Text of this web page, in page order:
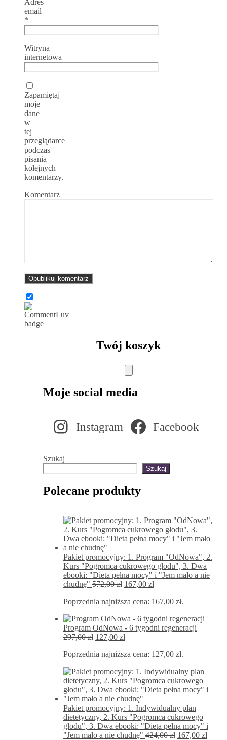
Adres
email
*
Witryna
internetowa
Zapamiętaj
moje
dane
w
tej
przeglądarce
podczas
pisania
kolejnych
komentarzy.
Komentarz
Twój koszyk
Moje social media
Instagram Facebook
Szukaj
Szukaj
Polecane produkty
Pakiet promocyjny: 1. Program "OdNowa", 2.
Kurs "Pogromca cukrowego głodu", 3. Dwa
ebooki: "Dieta pełna mocy" i "Jem mało a nie
chudnę" 572,00zł Pierwotna
wynosiła:
167,00 złAktualna
wynosi:
Poprzednia najniższa cena: 167,00 zł.
Program OdNowa - 6 tygodni regeneracji
297,00zł Pierwotna
wynosiła:
127,00 złAktualna
wynosi:
Poprzednia najniższa cena: 127,00 zł.
Pakiet promocyjny: 1. Indywidualny plan
dietetyczny, 2. Kurs "Pogromca cukrowego
głodu", 3. Dwa ebooki: "Dieta pełna mocy" i
"Jem mało a nie chudnę" 424,00zł Pierwotna
167,00 zł